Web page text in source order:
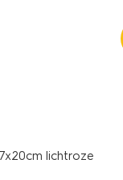
lichtroze